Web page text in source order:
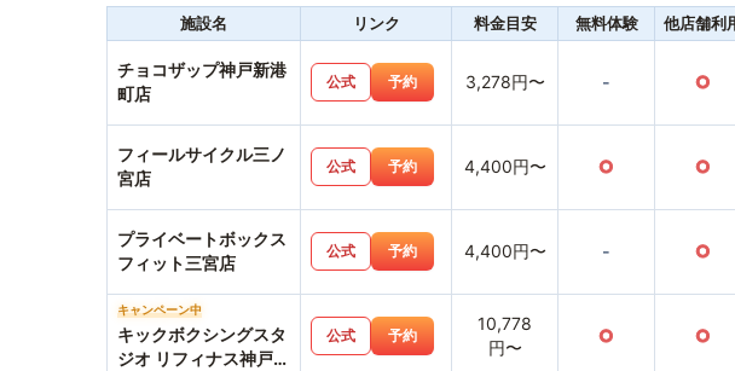
施設名 リンク 料金目安 無料体験 他店舗利
チョコザップ神戸新港
町店
公式 予約 3,278円〜 - ○
フィールサイクル三ノ
宮店
公式 予約 4,400円〜 ○ ○
プライベートボックス
フィット三宮店
公式 予約 4,400円〜 - ○
キャンペーン中
キックボクシングスタ
ジオ リフィナス神戸三
公式 予約
10,778
円〜
○ ○